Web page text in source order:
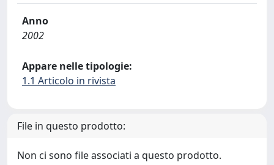
Anno
2002
Appare nelle tipologie:
1.1 Articolo in rivista
File in questo prodotto:
Non ci sono file associati a questo prodotto.